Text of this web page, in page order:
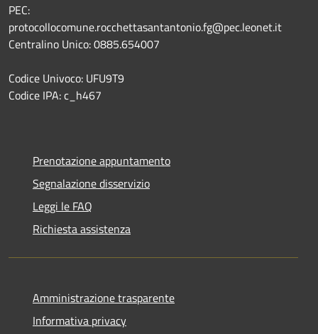
PEC:
protocollocomune.rocchettasantantonio.fg@pec.leonet.it
Centralino Unico: 0885.654007
Codice Univoco: UFU9T9
Codice IPA: c_h467
Prenotazione appuntamento
Segnalazione disservizio
Leggi le FAQ
Richiesta assistenza
Amministrazione trasparente
Informativa privacy